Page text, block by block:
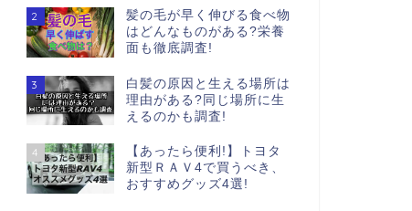
2
髪の毛が早く伸びる食べ物
はどんなものがある?栄養
面も徹底調査!
3
白髪の原因と生える場所は
理由がある?同じ場所に生
えるのかも調査!
4
【あったら便利!】トヨタ
新型ＲＡＶ4で買うべき、
おすすめグッズ4選!